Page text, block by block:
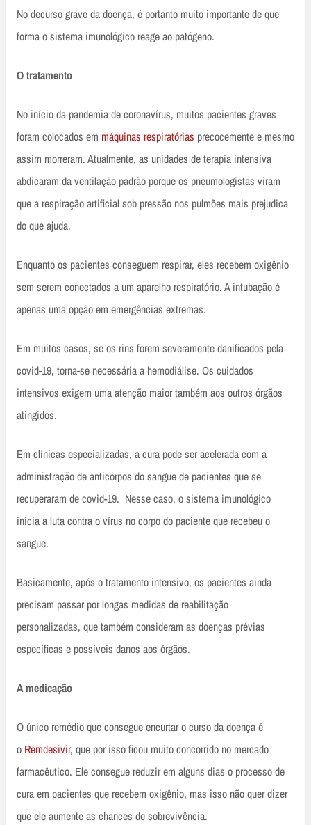
No decurso grave da doença, é portanto muito importante de que
forma o sistema imunológico reage ao patógeno.
O tratamento
No início da pandemia de coronavírus, muitos pacientes graves
foram colocados em máquinas respiratórias precocemente e mesmo
assim morreram. Atualmente, as unidades de terapia intensiva
abdicaram da ventilação padrão porque os pneumologistas viram
que a respiração artificial sob pressão nos pulmões mais prejudica
do que ajuda.
Enquanto os pacientes conseguem respirar, eles recebem oxigênio
sem serem conectados a um aparelho respiratório. A intubação é
apenas uma opção em emergências extremas.
Em muitos casos, se os rins forem severamente danificados pela
covid-19, torna-se necessária a hemodiálise. Os cuidados
intensivos exigem uma atenção maior também aos outros órgãos
atingidos.
Em clínicas especializadas, a cura pode ser acelerada com a
administração de anticorpos do sangue de pacientes que se
recuperaram de covid-19. Nesse caso, o sistema imunológico
inicia a luta contra o vírus no corpo do paciente que recebeu o
sangue.
Basicamente, após o tratamento intensivo, os pacientes ainda
precisam passar por longas medidas de reabilitação
personalizadas, que também consideram as doenças prévias
específicas e possíveis danos aos órgãos.
A medicação
O único remédio que consegue encurtar o curso da doença é
o Remdesivir, que por isso ficou muito concorrido no mercado
farmacêutico. Ele consegue reduzir em alguns dias o processo de
cura em pacientes que recebem oxigênio, mas isso não quer dizer
que ele aumente as chances de sobrevivência.